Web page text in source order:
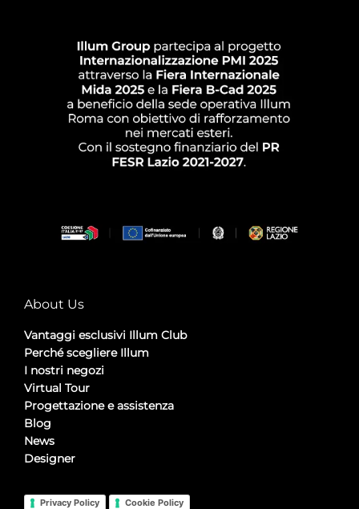
About Us
Vantaggi esclusivi Illum Club
Perché scegliere Illum
I nostri negozi
Virtual Tour
Progettazione e assistenza
Blog
News
Designer
Privacy Policy Cookie Policy